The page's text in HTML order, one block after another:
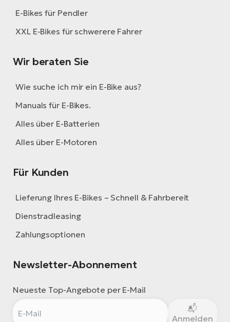
E-Bikes für Pendler
XXL E-Bikes für schwerere Fahrer
Wir beraten Sie
Wie suche ich mir ein E-Bike aus?
Manuals für E-Bikes.
Alles über E-Batterien
Alles über E-Motoren
Für Kunden
Lieferung Ihres E-Bikes – Schnell & Fahrbereit
Dienstradleasing
Zahlungsoptionen
Newsletter-Abonnement
Neueste Top-Angebote per E-Mail
Anmelden